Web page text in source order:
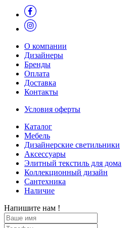
О компании
Дизайнеры
Бренды
Оплата
Доставка
Контакты
Условия оферты
Каталог
Мебель
Дизайнерские светильники
Аксессуары
Элитный текстиль для дома
Коллекционный дизайн
Сантехника
Наличие
Напишите нам !